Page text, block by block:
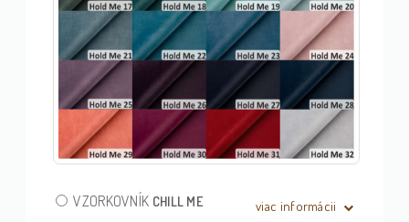
VZORKOVNÍK CHILL ME viac informácii